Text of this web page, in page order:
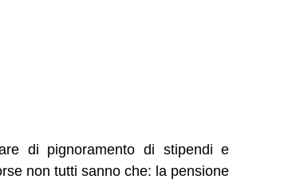
di pignoramento di stipendi e
non tutti sanno che: la pensione